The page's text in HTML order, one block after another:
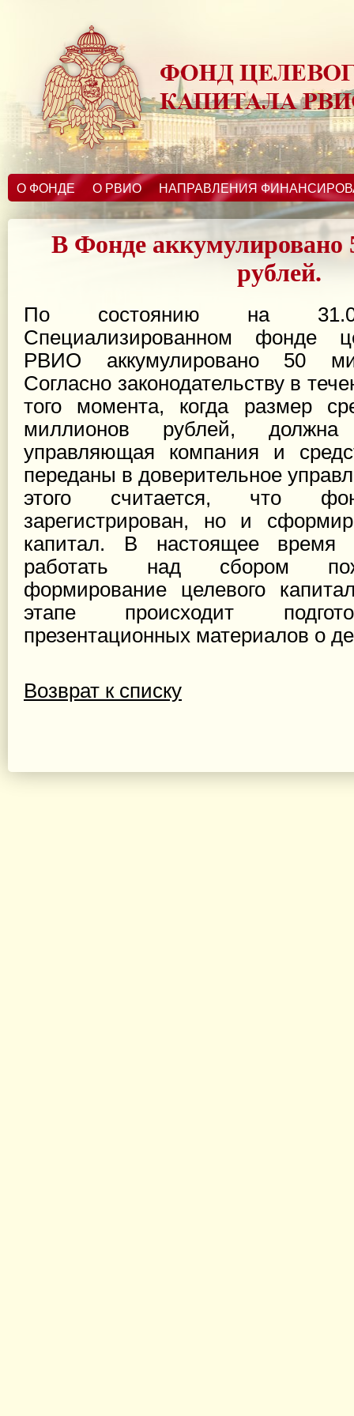
О ФОНДЕ О РВИО НАПРАВЛЕНИЯ
В Фонде аккумулировано
рублей.
По состоянию на
Специализированном фонде
РВИО аккумулировано 50
Согласно законодательству в
того момента, когда размер
миллионов рублей,
управляющая компания и
переданы в доверительное
этого считается, что
зарегистрирован, но и
капитал. В настоящее время
работать над сбором
формирование целевого
этапе происходит
презентационных материалов о
Возврат к списку